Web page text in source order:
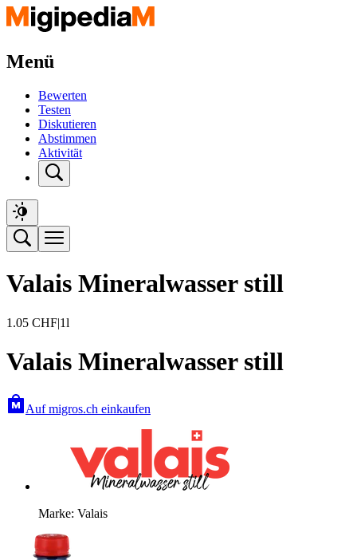
Menü
Bewerten
Testen
Diskutieren
Abstimmen
Aktivität
Valais Mineralwasser still
1.05 CHF|1l
Valais Mineralwasser still
Auf migros.ch einkaufen
Marke: Valais